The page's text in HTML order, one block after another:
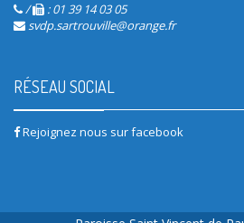
/
: 01 39 14 03 05
svdp.sartrouville@orange.fr
RÉSEAU SOCIAL
Rejoignez nous sur facebook